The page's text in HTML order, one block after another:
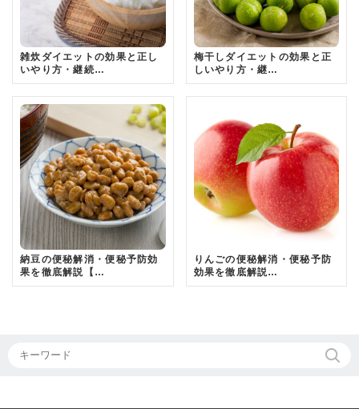
雑炊ダイエットの効果と正し
いやり方・継続…
梅干しダイエットの効果と正
しいやり方・継…
納豆の便秘解消・便秘予防効
果を徹底解説【…
りんごの便秘解消・便秘予防
効果を徹底解説…